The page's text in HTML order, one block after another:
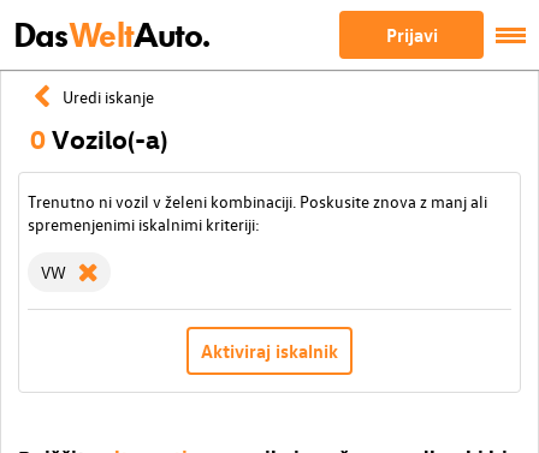
DasWeltAuto. Prijavi
Uredi iskanje
0Vozilo(-a)
Trenutno ni vozil v želeni kombinaciji. Poskusite znova z manj ali
spremenjenimi iskalnimi kriteriji:
VW
Aktiviraj iskalnik